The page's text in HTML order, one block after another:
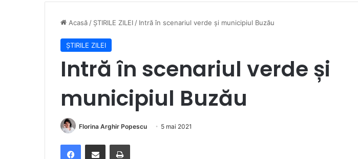
Acasă / ȘTIRILE ZILEI / Intră în scenariul verde și municipiul Buzău
ȘTIRILE ZILEI
Intră în scenariul verde și
municipiul Buzău
Florina Arghir Popescu 5 mai 2021
FacebookDistribuie prin e-mail Imprimare